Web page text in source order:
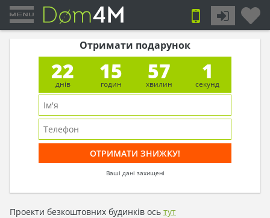
Отримати подарунок
22
днів
15
годин
57
хвилин
1
секунд
Ваші дані захищені
Проекти безкоштовних будинків ось тут